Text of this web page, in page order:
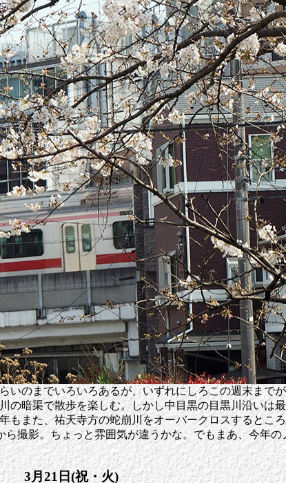
のまでいろいろあるが、いずれにしろこの週末まで
暗渠で散歩を楽しむ。しかし中目黒の目黒川沿いは
また、祐天寺方の蛇崩川をオーバークロスするとこ
撮影。ちょっと雰囲気が違うかな。でもまあ、今年
3月21日(祝・火)